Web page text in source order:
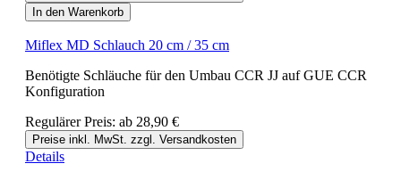
In den Warenkorb
Miflex MD Schlauch 20 cm / 35 cm
Benötigte Schläuche für den Umbau CCR JJ auf GUE CCR
Konfiguration
Regulärer Preis: ab 28,90 €
Preise inkl. MwSt. zzgl. Versandkosten
Details